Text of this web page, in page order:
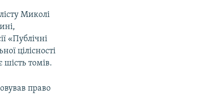
Миколі
«Публічні
цілісності
шість томів.
право